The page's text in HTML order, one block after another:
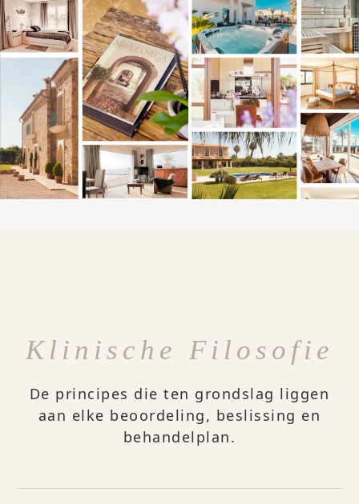
Klinische Filosofie
De principes die ten grondslag liggen
aan elke beoordeling, beslissing en
behandelplan.